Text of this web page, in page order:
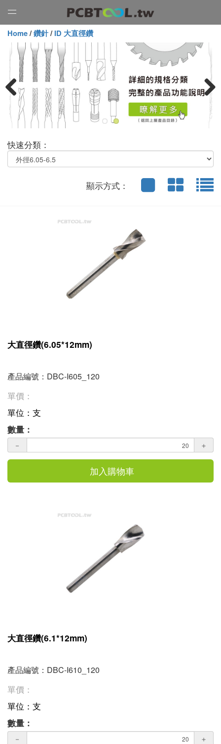
Menu
Home/鑽針/ID 大直徑鑽
Previous Next
快速分類：
顯示方式：
大直徑鑽(6.05*12mm)
產品編號：DBC-I605_120
單價：
單位：支
數量：
－ ＋
加入購物車
大直徑鑽(6.1*12mm)
產品編號：DBC-I610_120
單價：
單位：支
數量：
－ ＋